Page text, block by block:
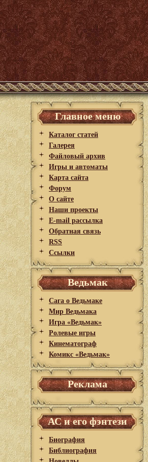
Главное меню
Каталог статей
Галерея
Файловый архив
Игры и автоматы
Карта сайта
Форум
О сайте
Наши проекты
E-mail рассылка
Обратная связь
RSS
Ссылки
Ведьмак
Сага о Ведьмаке
Мир Ведьмака
Игра «Ведьмак»
Ролевые игры
Кинематограф
Комикс «Ведьмак»
Реклама
АС и его фэнтези
Биография
Библиография